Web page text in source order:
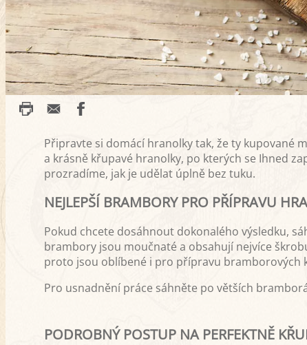
Připravte si domácí hranolky tak, že ty kupované
a krásně křupavé hranolky, po kterých se Ihned
prozradíme, jak je udělat úplně bez tuku.
NEJLEPŠÍ BRAMBORY PRO PŘÍPRAVU
Pokud chcete dosáhnout dokonalého výsledku,
brambory jsou moučnaté a obsahují nejvíce
proto jsou oblíbené i pro přípravu bramborových
Pro usnadnění práce sáhněte po větších
PODROBNÝ POSTUP NA PERFEKTNĚ